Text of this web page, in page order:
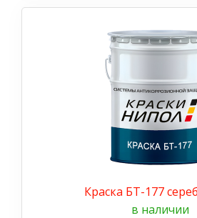
Краска БТ-177
в наличии